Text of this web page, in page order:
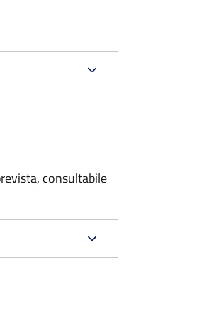
consultabile